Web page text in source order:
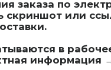
заказа по
скриншот или
в
информация